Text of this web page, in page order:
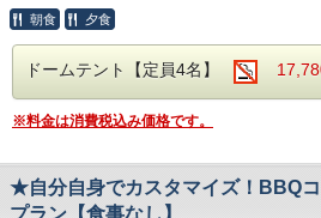
す。
料金：2,500円
【周辺観光】
新日本三景・国名勝・
ている観光名所ー耶馬
一年を通じて様々な景
ります。
本プランにはプレート
ご自由にご利用いただ
◆BBQスペース、包丁
ー、お皿、コップ貸出
ランでは、地元食材を
のお食事をお楽しみい
牛・豚・鶏の肉類やソ
お野菜など、まさに王
【グランピングドーム】
朝食 夕食
ドームテント【定員4名】
※料金は消費税込み価格です。
★自分自身でカスタマイズ！BBQ
プラン【食事なし】